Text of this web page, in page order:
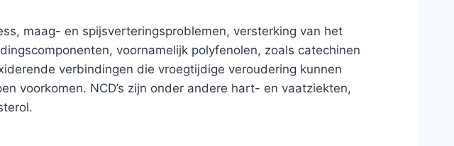
maag- en spijsverteringsproblemen, versterking van het
voornamelijk polyfenolen, zoals catechinen
verbindingen die vroegtijdige veroudering kunnen
voorkomen. NCD’s zijn onder andere hart- en vaatziekten,